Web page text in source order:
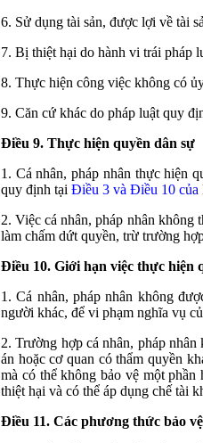
6. Sử dụng tài sản, được lợi về tài
7. Bị thiệt hại do hành vi trái pháp
8. Thực hiện công việc không có
9. Căn cứ khác do pháp luật quy
Điều 9. Thực hiện quyền dân sự
1. Cá nhân, pháp nhân thực hiện
quy định tại Điều 3 và Điều 10 của
2. Việc cá nhân, pháp nhân không
làm chấm dứt quyền, trừ trường
Điều 10. Giới hạn việc thực hiện
1. Cá nhân, pháp nhân không
người khác, để vi phạm nghĩa vụ
2. Trường hợp cá nhân, pháp
án hoặc cơ quan có thẩm quyền
mà có thể không bảo vệ một
thiệt hại và có thể áp dụng chế tài
Điều 11. Các phương thức bảo